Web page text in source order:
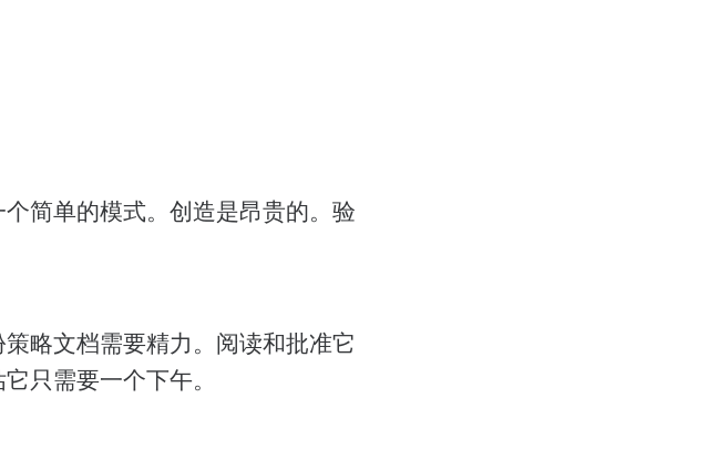
简单的模式。创造是昂贵的。验
略文档需要精力。阅读和批准它
只需要一个下午。